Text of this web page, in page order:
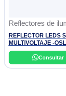
Reflectores de
REFLECTOR LEDS
MULTIVOLTAJE -
Consultar